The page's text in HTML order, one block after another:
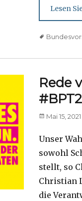
Lesen
Tags
Rede
Posted
Mai 15, 2021
Unser
sowohl
stellt, so
Christian
die